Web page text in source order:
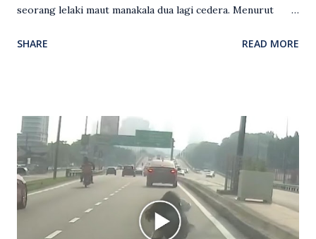
seorang lelaki maut manakala dua lagi cedera. Menurut
kejadian berlaku sekitar jam 11 malam dan pihak polis
hiburan di kawasan berkenaan. Seorang mangsa disahkan
meninggal dunia di lokasi kejadian akibat terkena tembakan,
manakala seorang lagi mangsa mengalami kecederaan.
Turut dipercayai terdapat seorang lagi individu cedera
namun identitinya masih belum dikenal pasti selepas dibawa
keluar dari lokasi oleh kenalannya. Polis kini sedang giat
SHARE READ MORE